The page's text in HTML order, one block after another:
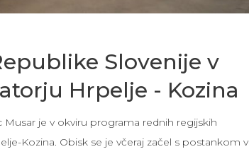
Slovenije v
Hrpelje - Kozina
je v okviru programa rednih regijskih
Kozina. Obisk se je včeraj začel s postankom v